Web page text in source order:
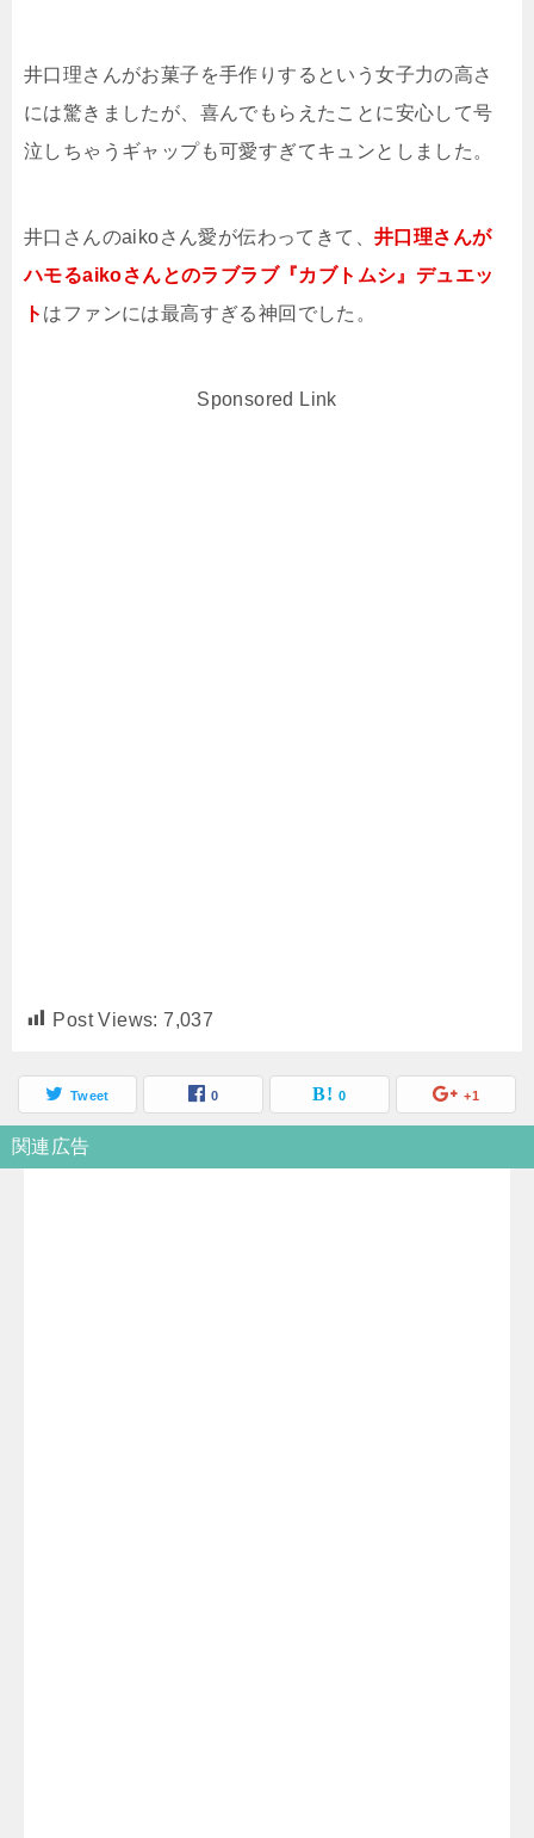
井口理さんがお菓子を手作りするという女子力の高さ
には驚きましたが、喜んでもらえたことに安心して号
泣しちゃうギャップも可愛すぎてキュンとしました。
井口さんのaikoさん愛が伝わってきて、 井口理さんが
ハモるaikoさんとのラブラブ『カブトムシ』デュエッ
ト はファンには最高すぎる神回でした。
Sponsored Link
Post Views: 7,037
Tweet 0 0 +1
関連広告